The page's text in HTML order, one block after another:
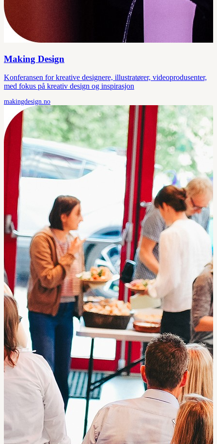
Making Design
Konferansen for kreative designere, illustratører, videoprodusenter,
med fokus på kreativ design og inspirasjon
makingdesign.no